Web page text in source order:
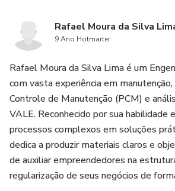
Rafael Moura da Silva
9 Ano Hotmarter
Rafael Moura da Silva Lima é um
com vasta experiência em
Controle de Manutenção (PCM) e
VALE. Reconhecido por sua habilidade
processos complexos em soluções
dedica a produzir materiais claros e
de auxiliar empreendedores na
regularização de seus negócios de